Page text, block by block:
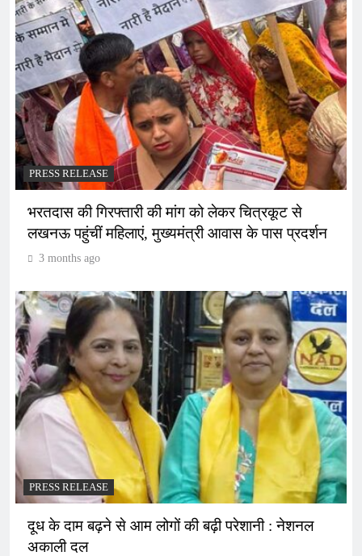
PRESS RELEASE
भरतदास की गिरफ्तारी की मांग को लेकर चित्रकूट से
लखनऊ पहुंचीं महिलाएं, मुख्यमंत्री आवास के पास प्रदर्शन
3 months ago
PRESS RELEASE
दूध के दाम बढ़ने से आम लोगों की बढ़ी परेशानी : नेशनल
अकाली दल